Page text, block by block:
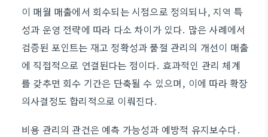
이 매월 매출에서 회수되는 시점으로 정의되나, 지역 특
성과 운영 전략에 따라 다소 차이가 있다. 많은 사례에서
검증된 포인트는 재고 정확성과 품절 관리의 개선이 매출
에 직접적으로 연결된다는 점이다. 효과적인 관리 체계
를 갖추면 회수 기간은 단축될 수 있으며, 이에 따라 확장
의사결정도 합리적으로 이뤄진다.
비용 관리의 관건은 예측 가능성과 예방적 유지보수다.